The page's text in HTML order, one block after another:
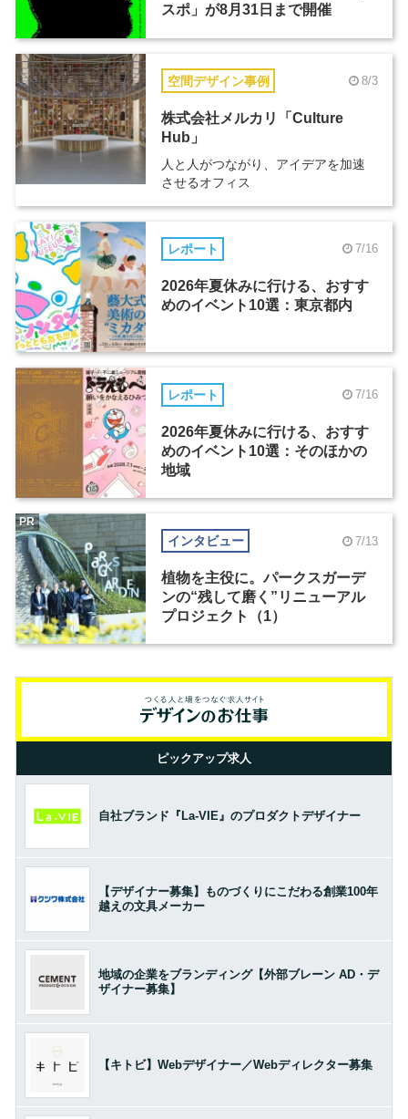
スポ」が8月31日まで開催
空間デザイン事例 8/3
株式会社メルカリ「Culture
Hub」
人と人がつながり、アイデアを加速
させるオフィス
レポート 7/16
2026年夏休みに行ける、おすす
めのイベント10選：東京都内
レポート 7/16
2026年夏休みに行ける、おすす
めのイベント10選：そのほかの
地域
インタビュー 7/13
植物を主役に。パークスガーデ
ンの“残して磨く”リニューアル
プロジェクト（1）
PR
ピックアップ求人
自社ブランド『La-VIE』のプロダクトデザイナー
【デザイナー募集】ものづくりにこだわる創業100年
越えの文具メーカー
地域の企業をブランディング【外部ブレーン AD・デ
ザイナー募集】
【キトビ】Webデザイナー／Webディレクター募集